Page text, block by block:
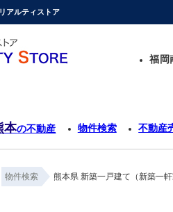
アルティストア
福岡
本の不動産 物件検索 不動産
物件検索 熊本県 新築一戸建て（新築一